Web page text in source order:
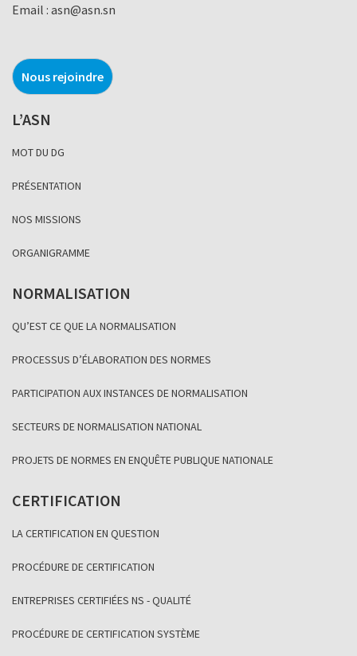
Email : asn@asn.sn
Nous rejoindre
L’ASN
MOT DU DG
PRÉSENTATION
NOS MISSIONS
ORGANIGRAMME
NORMALISATION
QU’EST CE QUE LA NORMALISATION
PROCESSUS D’ÉLABORATION DES NORMES
PARTICIPATION AUX INSTANCES DE NORMALISATION
SECTEURS DE NORMALISATION NATIONAL
PROJETS DE NORMES EN ENQUÊTE PUBLIQUE NATIONALE
CERTIFICATION
LA CERTIFICATION EN QUESTION
PROCÉDURE DE CERTIFICATION
ENTREPRISES CERTIFIÉES NS - QUALITÉ
PROCÉDURE DE CERTIFICATION SYSTÈME